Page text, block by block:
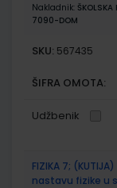
Nakladnik:
7090-DOM
SKU: 567435
ŠIFRA OMOTA:
Udžbenik
FIZIKA 7;
nastavu fizike u